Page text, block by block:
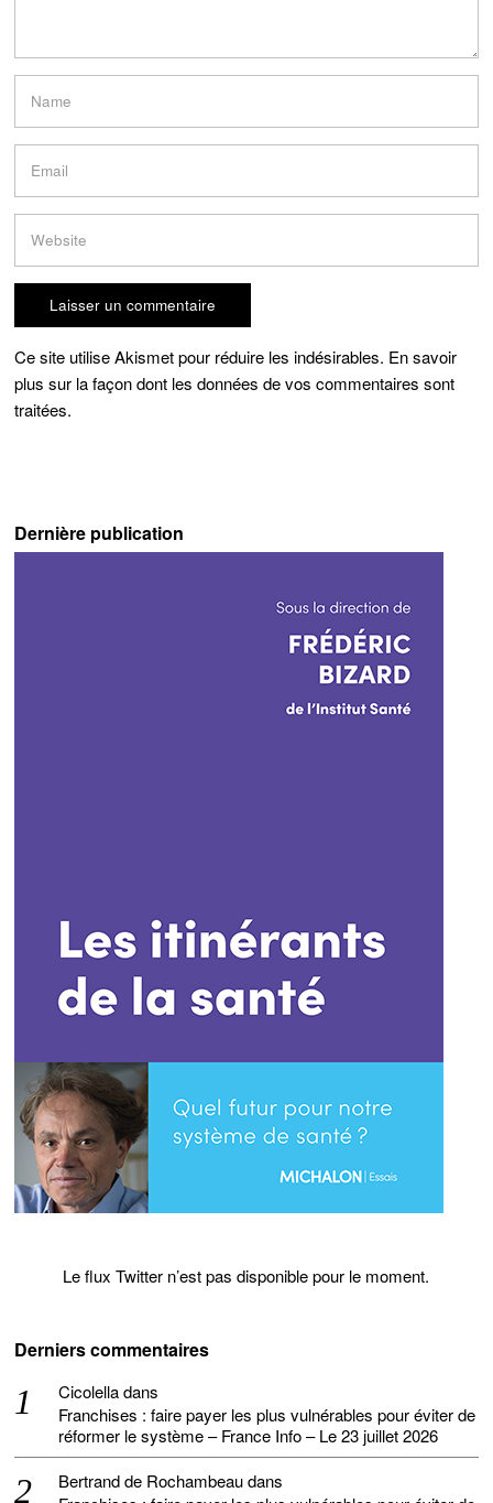
Ce site utilise Akismet pour réduire les indésirables. En savoir
plus sur la façon dont les données de vos commentaires sont
traitées.
Dernière publication
Le flux Twitter n’est pas disponible pour le moment.
Derniers commentaires
Cicolelladans
Franchises : faire payer les plus vulnérables pour éviter de
réformer le système – France Info – Le 23 juillet 2026
Bertrand de Rochambeaudans